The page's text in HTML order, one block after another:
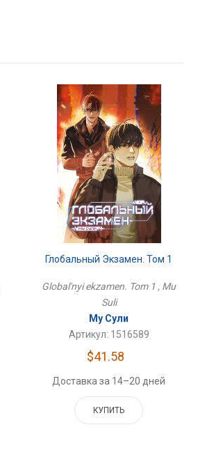
Глобальный Экзамен. Том 1
Global'nyi ekzamen. Tom 1 , Mu
Suli
Му Сули
Артикул: 1516589
$41.58
Доставка за 14–20 дней
КУПИТЬ